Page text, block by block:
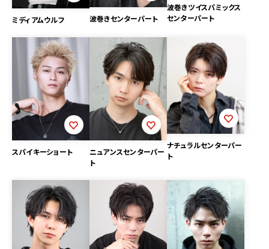
ミディアムウルフ 波巻きセンターパート
波巻きツイスパミックス
センターパート
スパイキーショート
ニュアンスセンターパー
ト
ナチュラルセンターパー
ト